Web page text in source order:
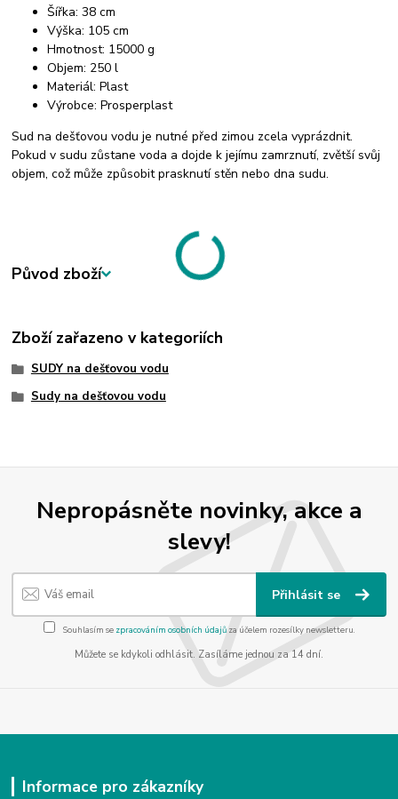
Šířka: 38 cm
Výška: 105 cm
Hmotnost: 15000 g
Objem: 250 l
Materiál: Plast
Výrobce: Prosperplast
Sud na dešťovou vodu je nutné před zimou zcela vyprázdnit.
Pokud v sudu zůstane voda a dojde k jejímu zamrznutí, zvětší svůj
objem, což může způsobit prasknutí stěn nebo dna sudu.
Původ zboží
Zboží zařazeno v kategoriích
SUDY na dešťovou vodu
Sudy na dešťovou vodu
Nepropásněte novinky, akce a
slevy!
Přihlásit se
Souhlasím se zpracováním osobních údajůza účelem rozesílky newsletteru.
Můžete se kdykoli odhlásit. Zasíláme jednou za 14 dní.
Informace pro zákazníky